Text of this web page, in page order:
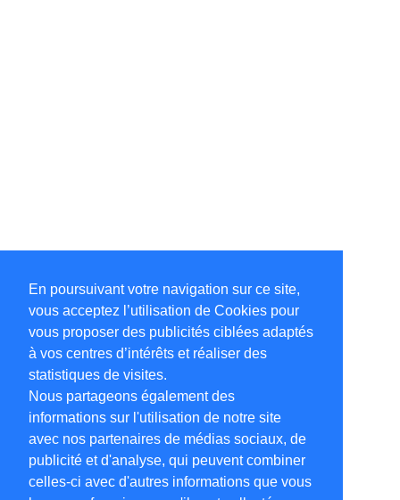
En poursuivant votre navigation sur ce site,
vous acceptez l’utilisation de Cookies pour
vous proposer des publicités ciblées adaptés
à vos centres d’intérêts et réaliser des
statistiques de visites.
Nous partageons également des
informations sur l'utilisation de notre site
avec nos partenaires de médias sociaux, de
publicité et d'analyse, qui peuvent combiner
celles-ci avec d'autres informations que vous